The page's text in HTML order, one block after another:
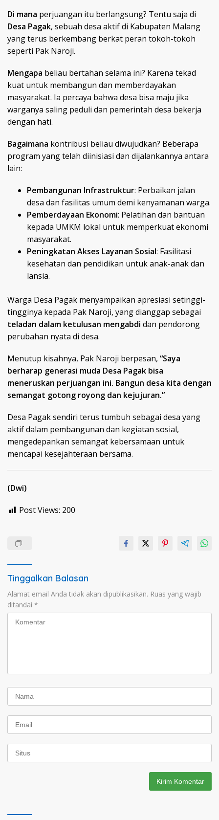
Di mana perjuangan itu berlangsung? Tentu saja di
Desa Pagak, sebuah desa aktif di Kabupaten Malang
yang terus berkembang berkat peran tokoh-tokoh
seperti Pak Naroji.
Mengapa beliau bertahan selama ini? Karena tekad
kuat untuk membangun dan memberdayakan
masyarakat. Ia percaya bahwa desa bisa maju jika
warganya saling peduli dan pemerintah desa bekerja
dengan hati.
Bagaimana kontribusi beliau diwujudkan? Beberapa
program yang telah diinisiasi dan dijalankannya antara
lain:
Pembangunan Infrastruktur: Perbaikan jalan
desa dan fasilitas umum demi kenyamanan warga.
Pemberdayaan Ekonomi: Pelatihan dan bantuan
kepada UMKM lokal untuk memperkuat ekonomi
masyarakat.
Peningkatan Akses Layanan Sosial: Fasilitasi
kesehatan dan pendidikan untuk anak-anak dan
lansia.
Warga Desa Pagak menyampaikan apresiasi setinggi-
tingginya kepada Pak Naroji, yang dianggap sebagai
teladan dalam ketulusan mengabdi dan pendorong
perubahan nyata di desa.
Menutup kisahnya, Pak Naroji berpesan, “Saya
berharap generasi muda Desa Pagak bisa
meneruskan perjuangan ini. Bangun desa kita dengan
semangat gotong royong dan kejujuran.”
Desa Pagak sendiri terus tumbuh sebagai desa yang
aktif dalam pembangunan dan kegiatan sosial,
mengedepankan semangat kebersamaan untuk
mencapai kesejahteraan bersama.
(Dwi)
Post Views: 200
Tinggalkan Balasan
Alamat email Anda tidak akan dipublikasikan. Ruas yang wajib
ditandai *